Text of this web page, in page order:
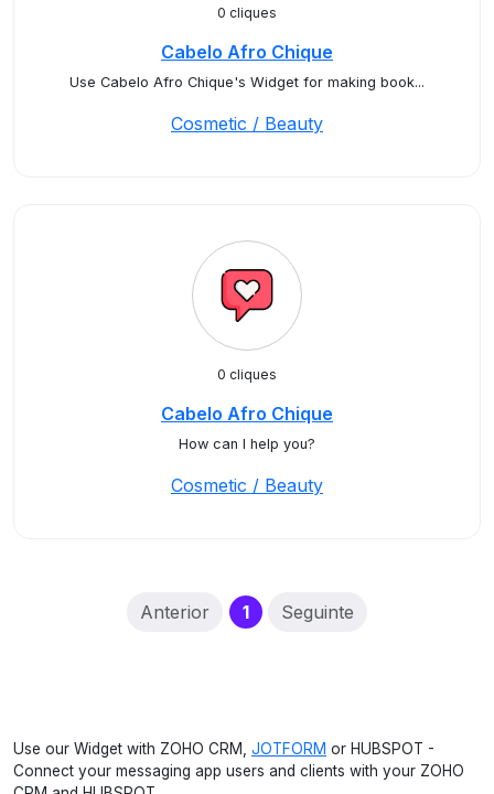
0 cliques
Cabelo Afro Chique
Use Cabelo Afro Chique's Widget for making book...
Cosmetic / Beauty
0 cliques
Cabelo Afro Chique
How can I help you?
Cosmetic / Beauty
Anterior 1(current)
Seguinte
Use our Widget with ZOHO CRM, JOTFORM or HUBSPOT -
Connect your messaging app users and clients with your ZOHO